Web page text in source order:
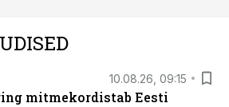
10.08.26, 09:15
mitmekordistab Eesti